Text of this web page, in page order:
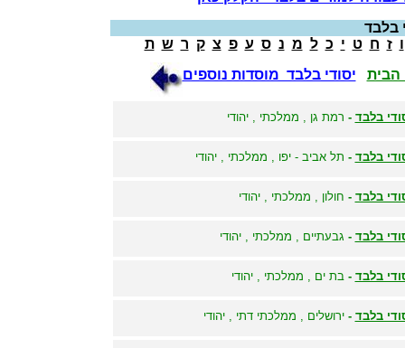
בלבד
ו ז ח ט י כ ל מ נ ס ע פ צ ק ר ש ת
הבית
יסודי בלבד מוסדות נוספים
בלבד - רמת גן , ממלכתי , יהודי
בלבד - תל אביב - יפו , ממלכתי , יהודי
בלבד - חולון , ממלכתי , יהודי
בלבד - גבעתיים , ממלכתי , יהודי
בלבד -בת ים , ממלכתי , יהודי
בלבד -ירושלים , ממלכתי דתי , יהודי